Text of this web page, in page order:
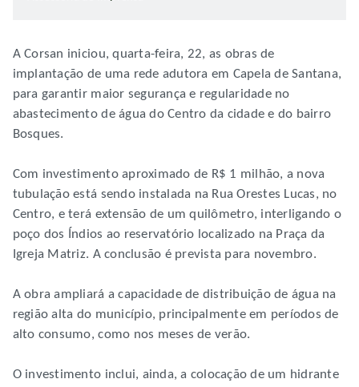
A Corsan iniciou, quarta-feira, 22, as obras de
implantação de uma rede adutora em Capela de Santana,
para garantir maior segurança e regularidade no
abastecimento de água do Centro da cidade e do bairro
Bosques.
Com investimento aproximado de R$ 1 milhão, a nova
tubulação está sendo instalada na Rua Orestes Lucas, no
Centro, e terá extensão de um quilômetro, interligando o
poço dos Índios ao reservatório localizado na Praça da
Igreja Matriz. A conclusão é prevista para novembro.
A obra ampliará a capacidade de distribuição de água na
região alta do município, principalmente em períodos de
alto consumo, como nos meses de verão.
O investimento inclui, ainda, a colocação de um hidrante